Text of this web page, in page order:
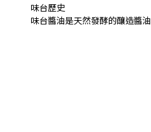
味台歷史
味台醬油是天然發酵的釀造醬油